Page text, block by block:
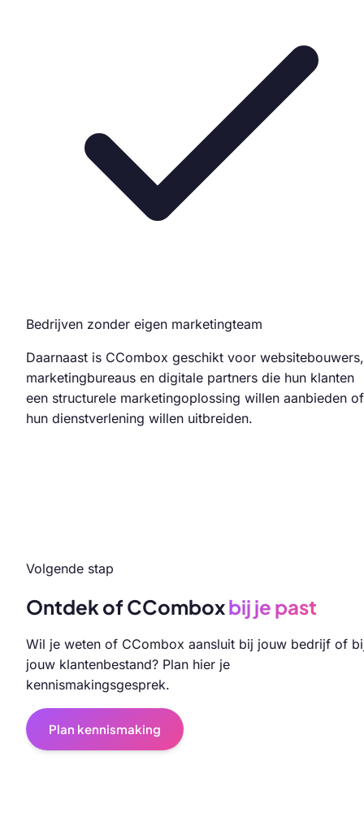
Bedrijven zonder eigen marketingteam
Daarnaast is CCombox geschikt voor websitebouwers,
marketingbureaus en digitale partners die hun klanten
een structurele marketingoplossing willen aanbieden of
hun dienstverlening willen uitbreiden.
Volgende stap
Ontdek of CComboxbij je past
Wil je weten of CCombox aansluit bij jouw bedrijf of
jouw klantenbestand? Plan hier je
kennismakingsgesprek.
Plan kennismaking